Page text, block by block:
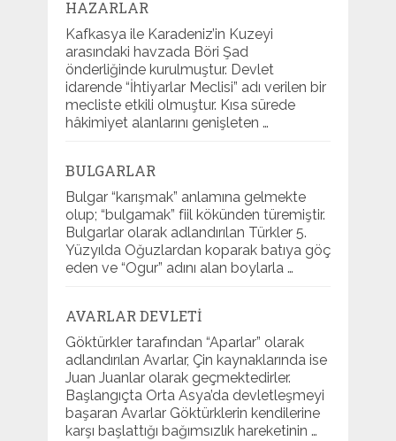
HAZARLAR
Kafkasya ile Karadeniz’in Kuzeyi
arasındaki havzada Böri Şad
önderliğinde kurulmuştur. Devlet
idarende “İhtiyarlar Meclisi” adı verilen bir
mecliste etkili olmuştur. Kısa sürede
hâkimiyet alanlarını genişleten …
BULGARLAR
Bulgar “karışmak” anlamına gelmekte
olup; “bulgamak” fiil kökünden türemiştir.
Bulgarlar olarak adlandırılan Türkler 5.
Yüzyılda Oğuzlardan koparak batıya göç
eden ve “Ogur” adını alan boylarla …
AVARLAR DEVLETI
Göktürkler tarafından “Aparlar” olarak
adlandırılan Avarlar, Çin kaynaklarında ise
Juan Juanlar olarak geçmektedirler.
Başlangıçta Orta Asya’da devletleşmeyi
başaran Avarlar Göktürklerin kendilerine
karşı başlattığı bağımsızlık hareketinin …